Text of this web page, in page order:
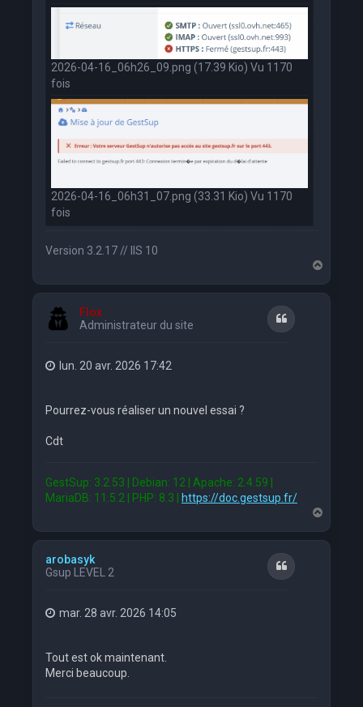
2026-04-16_06h26_09.png (17.39 Kio) Vu 1170
fois
2026-04-16_06h31_07.png (33.31 Kio) Vu 1170
fois
Version 3.2.17 // IIS 10
a
Flox
Administrateur du site
Citation
lun. 20 avr. 2026 17:42
Pourrez-vous réaliser un nouvel essai ?
Cdt
GestSup: 3.2.53 | Debian: 12 | Apache: 2.4.59 |
MariaDB: 11.5.2 | PHP: 8.3 |
https://doc.gestsup.fr/
a
arobasyk
Gsup LEVEL 2
Citation
mar. 28 avr. 2026 14:05
Tout est ok maintenant.
Merci beaucoup.